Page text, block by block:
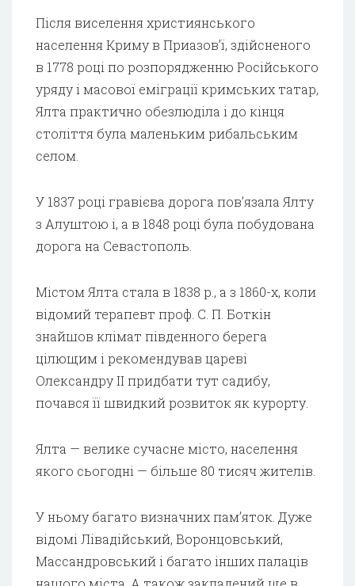
Після виселення християнського
населення Криму в Приазов’ї, здійсненого
в 1778 році по розпорядженню Російського
уряду і масової еміграції кримських татар,
Ялта практично обезлюділа і до кінця
століття була маленьким рибальським
селом.
У 1837 році гравієва дорога пов’язала Ялту
з Алуштою і, а в 1848 році була побудована
дорога на Севастополь.
Містом Ялта стала в 1838 p., а з 1860-х, коли
відомий терапевт проф. С. П. Боткін
знайшов клімат південного берега
цілющим і рекомендував цареві
Олександру II придбати тут садибу,
почався її швидкий розвиток як курорту.
Ялта — велике сучасне місто, населення
якого сьогодні — більше 80 тисяч жителів.
У ньому багато визначних пам’яток. Дуже
відомі Лівадійський, Воронцовський,
Массандровський і багато інших палаців